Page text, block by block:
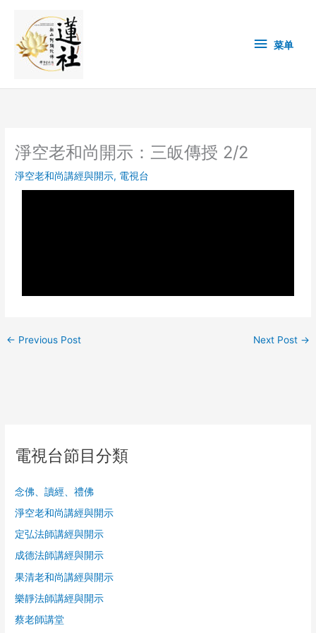
content
单 菜单
淨空老和尚開示：三皈傳授 2/2
淨空老和尚講經與開示, 電視台
← Previous Post Next Post →
電視台節目分類
念佛、讀經、禮佛
淨空老和尚講經與開示
定弘法師講經與開示
成德法師講經與開示
果清老和尚講經與開示
樂靜法師講經與開示
蔡老師講堂